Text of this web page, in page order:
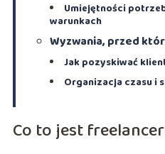
Umiejętności
warunkach
Wyzwania, przed
Jak pozyskiwać
Organizacja czasu i
Co to jest